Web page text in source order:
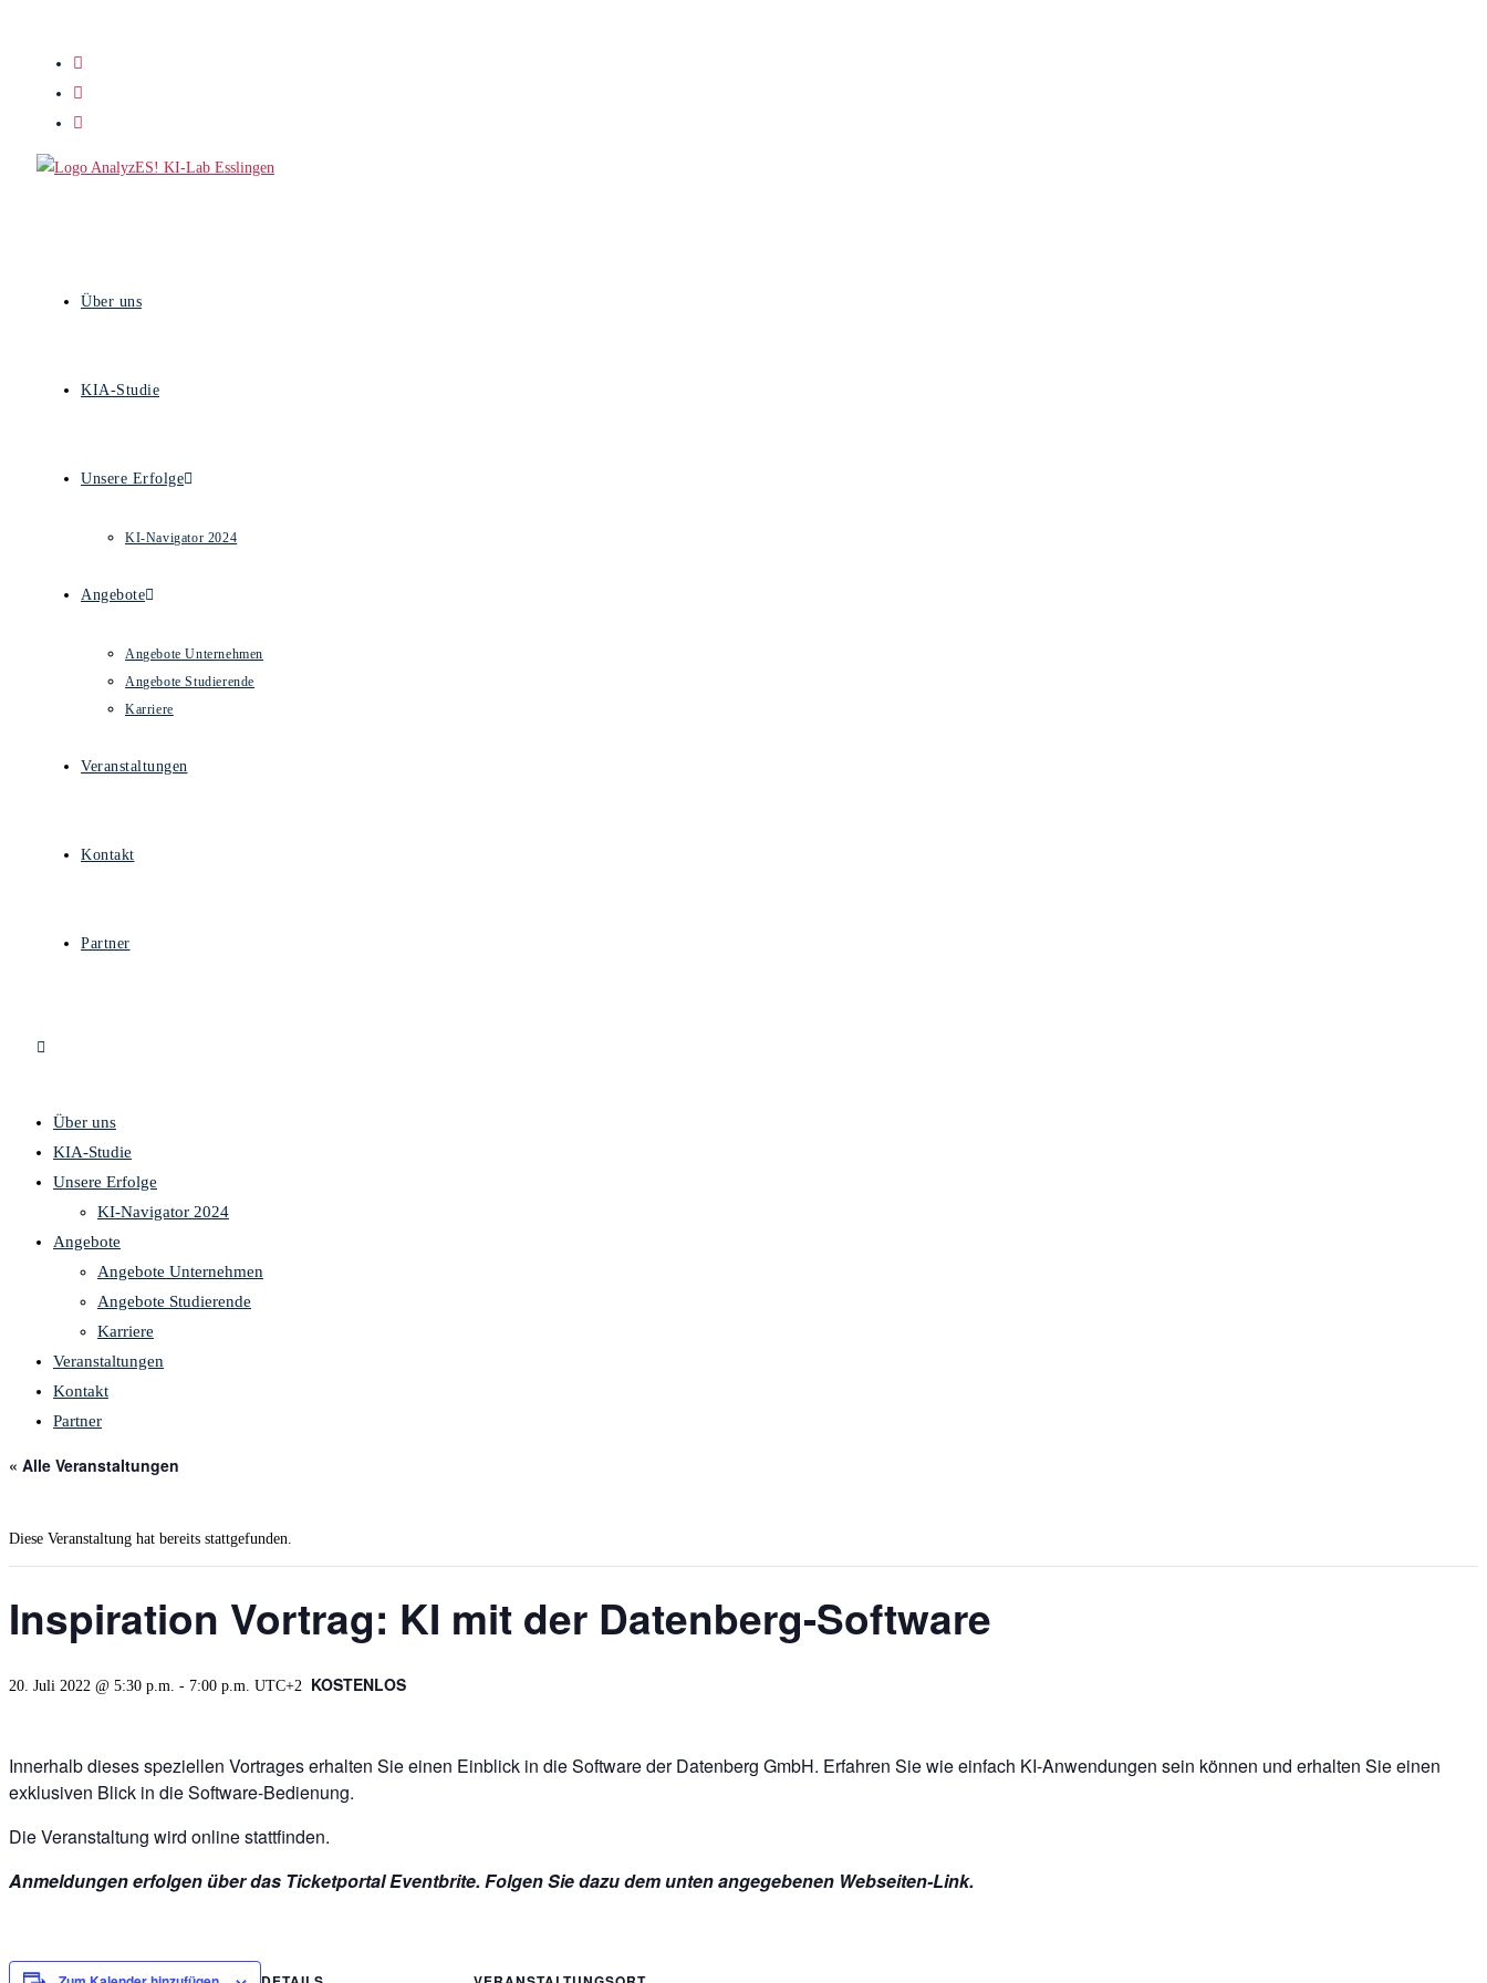
Über uns
KIA-Studie
Unsere Erfolge
KI-Navigator 2024
Angebote
Angebote Unternehmen
Angebote Studierende
Karriere
Veranstaltungen
Kontakt
Partner
Über uns
KIA-Studie
Unsere Erfolge
KI-Navigator 2024
Angebote
Angebote Unternehmen
Angebote Studierende
Karriere
Veranstaltungen
Kontakt
Partner
« Alle Veranstaltungen
Diese Veranstaltung hat bereits stattgefunden.
Inspiration Vortrag: KI mit der Datenberg-Software
20. Juli 2022 @ 5:30 p.m. - 7:00 p.m. UTC+2 KOSTENLOS
Innerhalb dieses speziellen Vortrages erhalten Sie einen Einblick in die Software der Datenberg GmbH. Erfahren Sie wie einfach KI-Anwendungen sein können und erhalten Sie einen
exklusiven Blick in die Software-Bedienung.
Die Veranstaltung wird online stattfinden.
Anmeldungen erfolgen über das Ticketportal Eventbrite. Folgen Sie dazu dem unten angegebenen Webseiten-Link.